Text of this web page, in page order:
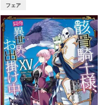
フェア